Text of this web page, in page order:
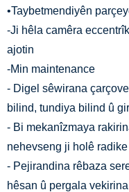
•Taybetmendiyên
-Ji hêla camêra
ajotin
-Min maintenance
- Digel sêwirana
bilind, tundiya bilind û
- Bi mekanîzmaya
nehevseng ji holê
- Pejirandina rêbaza
hêsan û pergala